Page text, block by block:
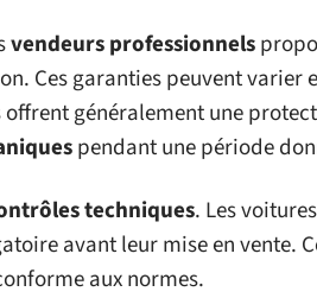
vendeurs professionnels
Ces garanties peuvent
généralement une
pendant une période
techniques. Les
avant leur mise en vente.
aux normes.